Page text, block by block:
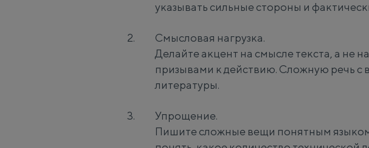
указывать сильные стороны и
Смысловая нагрузка.
Делайте акцент на смысле текста, а не
призывами к действию. Сложную речь с
литературы.
Упрощение.
Пишите сложные вещи понятным